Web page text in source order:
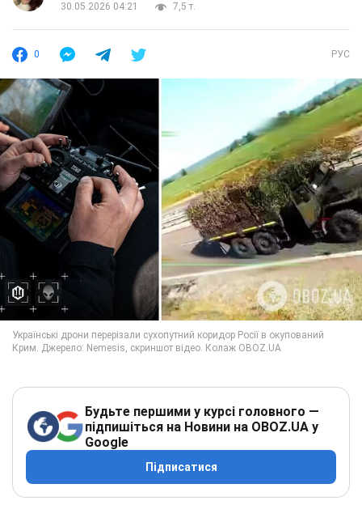
30.05.2026 04:21
7,5 т.
0 РУС
Будьте першими у курсі головного —
підпишіться на Новини на OBOZ.UA у
Google
Підписатися